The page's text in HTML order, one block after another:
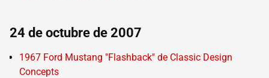
24 de octubre de 2007
1967 Ford Mustang "Flashback" de Classic Design
Concepts